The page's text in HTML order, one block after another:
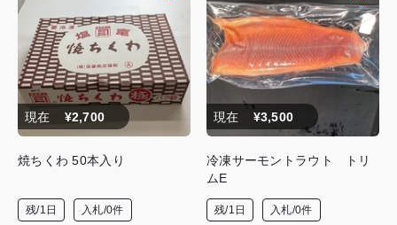
現在 ¥2,700
焼ちくわ 50本入り
残/1日 入札/0件
現在 ¥3,500
冷凍サーモントラウト トリ
ムE
残/1日 入札/0件